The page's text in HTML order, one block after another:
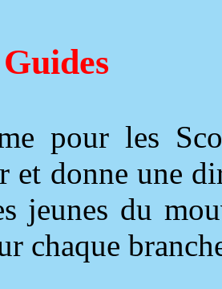
pour les
et donne une
jeunes du
chaque